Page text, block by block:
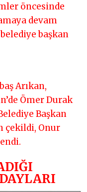
öncesinde
devam
belediye başkan
Arıkan,
Ömer Durak
Başkan
çekildi, Onur